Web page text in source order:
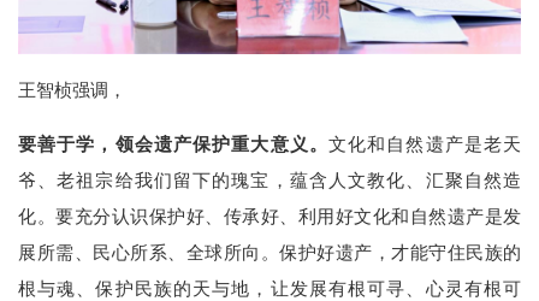
王智桢强调，
要善于学，领会遗产保护重大意义。 文化和自然遗产是老天
爷、老祖宗给我们留下的瑰宝，蕴含人文教化、汇聚自然造
化。要充分认识保护好、传承好、利用好文化和自然遗产是发
展所需、民心所系、全球所向。保护好遗产，才能守住民族的
根与魂、保护民族的天与地，让发展有根可寻、心灵有根可